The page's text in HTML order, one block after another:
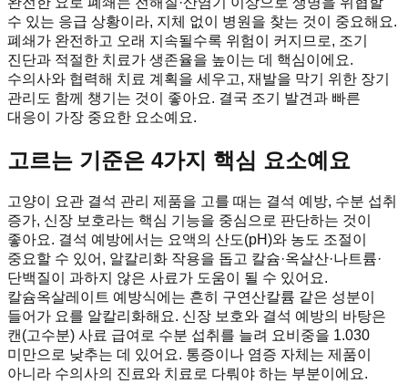
수 있는 응급 상황이라, 지체 없이 병원을 찾는 것이 중요해요.
폐쇄가 완전하고 오래 지속될수록 위험이 커지므로, 조기
진단과 적절한 치료가 생존율을 높이는 데 핵심이에요.
수의사와 협력해 치료 계획을 세우고, 재발을 막기 위한 장기
관리도 함께 챙기는 것이 좋아요. 결국 조기 발견과 빠른
대응이 가장 중요한 요소예요.
고르는 기준은 4가지 핵심 요소예요
고양이 요관 결석 관리 제품을 고를 때는 결석 예방, 수분 섭취
증가, 신장 보호라는 핵심 기능을 중심으로 판단하는 것이
좋아요. 결석 예방에서는 요액의 산도(pH)와 농도 조절이
중요할 수 있어, 알칼리화 작용을 돕고 칼슘·옥살산·나트륨·
단백질이 과하지 않은 사료가 도움이 될 수 있어요.
칼슘옥살레이트 예방식에는 흔히 구연산칼륨 같은 성분이
들어가 요를 알칼리화해요. 신장 보호와 결석 예방의 바탕은
캔(고수분) 사료 급여로 수분 섭취를 늘려 요비중을 1.030
미만으로 낮추는 데 있어요. 통증이나 염증 자체는 제품이
아니라 수의사의 진료와 치료로 다뤄야 하는 부분이에요.